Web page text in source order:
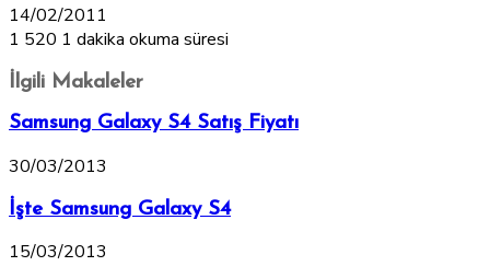
14/02/2011
1 520 1 dakika okuma süresi
İlgili Makaleler
Samsung Galaxy S4 Satış Fiyatı
30/03/2013
İşte Samsung Galaxy S4
15/03/2013